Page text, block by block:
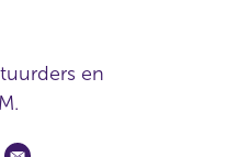
en